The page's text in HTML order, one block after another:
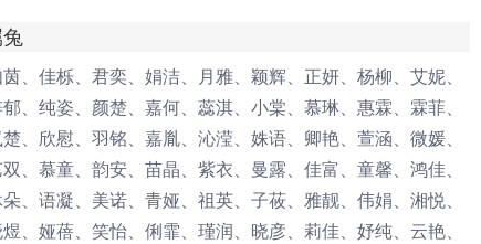
、佳栎、君奕、娟洁、月雅、颖辉、正妍、杨柳、艾妮、
、纯姿、颜楚、嘉何、蕊淇、小棠、慕琳、惠霖、霖菲、
、欣慰、羽铭、嘉胤、沁滢、姝语、卿艳、萱涵、微媛、
、慕童、韵安、苗晶、紫衣、曼露、佳富、童馨、鸿佳、
、语凝、美诺、青娅、祖英、子莜、雅靓、伟娟、湘悦、
、娅蓓、笑怡、俐霏、瑾润、晓彦、莉佳、妤纯、云艳、